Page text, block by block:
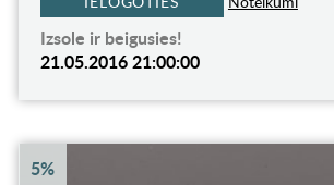
Izsole ir beigusies!
21.05.2016 21:00:00
5%